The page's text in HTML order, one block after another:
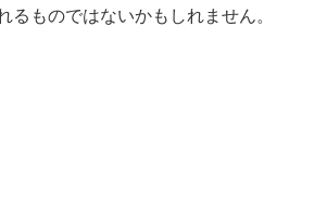
るものではないかもしれません。